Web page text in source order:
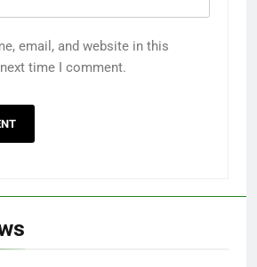
email, and website in this
time I comment.